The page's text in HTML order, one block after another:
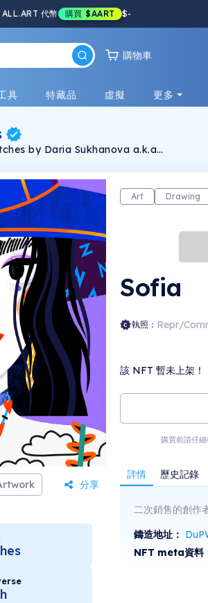
ALL.ART 代幣 購買 $AART $-
購物車
具 特藏品 虛擬 更多
by Daria Sukhanova a.k.a
that every woman is a bit of a
分享
Art Drawing
Sofia
執照： Repr/
該 NFT 暫未上架！
購買前請仔
詳情 歷史記錄
二次銷售的創作
鑄造地址：
NFT meta資料